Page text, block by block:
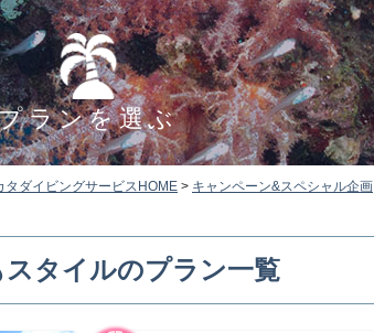
ランを選ぶ
タダイビングサービスHOME > キャンペーン&スペシャル企画
タイルのプラン一覧